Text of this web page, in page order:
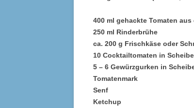
400 ml gehackte Tomaten aus
250 ml Rinderbrühe
ca. 200 g Frischkäse oder
10 Cocktailtomaten in
5 – 6 Gewürzgurken in
Tomatenmark
Senf
Ketchup